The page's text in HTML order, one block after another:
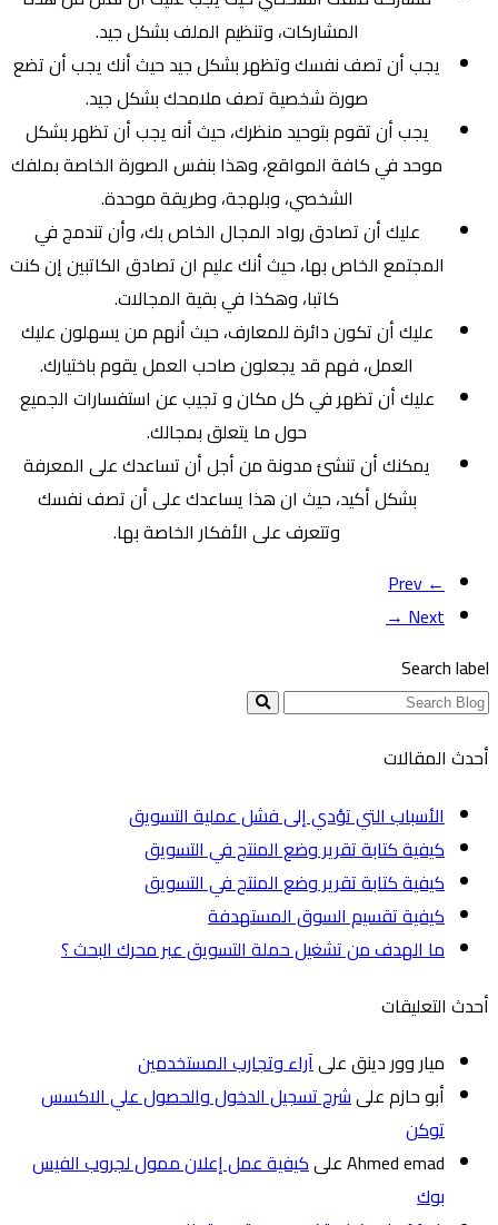
المشاركات، وتنظيم الملف بشكل جيد.
يجب أن تصف نفسك وتظهر بشكل جيد حيث أنك يجب أن تضع
صورة شخصية تصف ملامحك بشكل جيد.
يجب أن تقوم بتوحيد منظرك، حيث أنه يجب أن تظهر بشكل
موحد في كافة المواقع، وهذا بنفس الصورة الخاصة بملفك
الشخصي، وبلهجة، وطريقة موحدة.
عليك أن تصادق رواد المجال الخاص بك، وأن تندمج في
المجتمع الخاص بها، حيث أنك عليم ان تصادق الكاتبين إن كنت
كاتبا، وهكذا في بقية المجالات.
عليك أن تكون دائرة للمعارف، حيث أنهم من يسهلون عليك
العمل، فهم قد يجعلون صاحب العمل يقوم باختيارك.
عليك أن تظهر في كل مكان و تجيب عن استفسارات الجميع
حول ما يتعلق بمجالك.
يمكنك أن تنشئ مدونة من أجل أن تساعدك على المعرفة
بشكل أكيد، حيث ان هذا يساعدك على أن تصف نفسك
وتتعرف على الأفكار الخاصة بها.
← Prev
Next →
Search label
أحدث المقالات
الأسباب التي تؤدي إلى فشل عملية التسويق
كيفية كتابة تقرير وضع المنتج في التسويق
كيفية كتابة تقرير وضع المنتج في التسويق
كيفية تقسيم السوق المستهدفة
ما الهدف من تشغيل حملة التسويق عبر محرك البحث ؟
أحدث التعليقات
ميار وور دينقعلىآراء وتجارب المستخدمين
أبو حازمعلىشرح تسجيل الدخول والحصول علي الاكسس
توكن
Ahmed emadعلىكيفية عمل إعلان ممول لجروب الفيس
بوك